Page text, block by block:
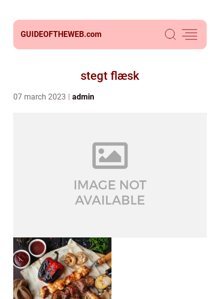
GUIDEOFTHEWEB.com
stegt flæsk
07 march 2023 admin